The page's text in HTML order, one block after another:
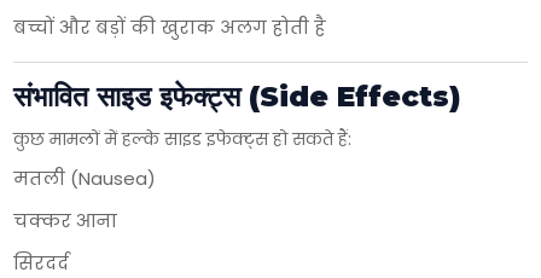
बच्चों और बड़ों की खुराक अलग होती है
संभावित साइड इफेक्ट्स (Side Effects)
कुछ मामलों में हल्के साइड इफेक्ट्स हो सकते हैं:
मतली (Nausea)
चक्कर आना
सिरदर्द
Have DL?
Yes
Have GST?
Yes No